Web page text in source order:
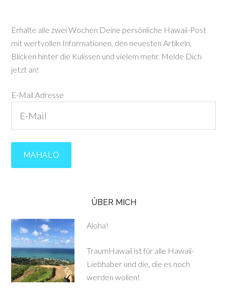
Erhalte alle zwei Wochen Deine persönliche Hawaii-Post
mit wertvollen Informationen, den neuesten Artikeln,
Blicken hinter die Kulissen und vielem mehr. Melde Dich
jetzt an!
E-Mail Adresse
ÜBER MICH
Aloha!
TraumHawaii ist für alle Hawaii-
Liebhaber und die, die es noch
werden wollen!